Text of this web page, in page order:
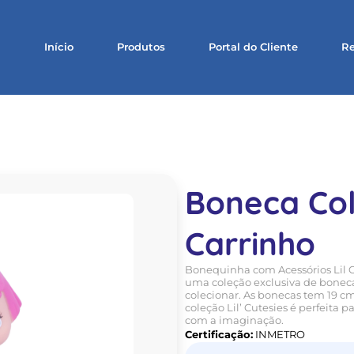
Início Produtos Portal do Cliente
Boneca
Carrinho
Bonequinha com Acessórios Lil
uma coleção exclusiva de
colecionar. As bonecas tem 19
coleção Lil’ Cutesies é perfeita
com a imaginação.
Certificação: INMETRO